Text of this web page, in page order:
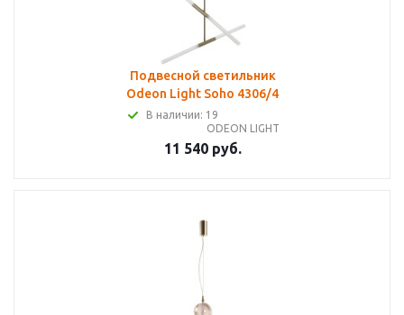
Подвесной светильник
Odeon Light Soho 4306/4
В наличии: 19
ODEON LIGHT
11 540 руб.